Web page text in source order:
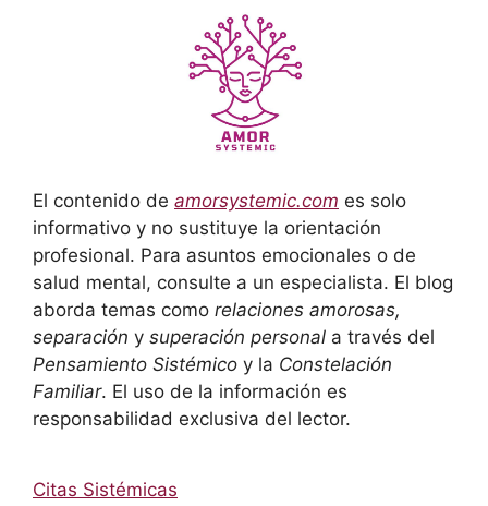
El contenido de amorsystemic.com es solo
informativo y no sustituye la orientación
profesional. Para asuntos emocionales o de
salud mental, consulte a un especialista. El blog
aborda temas como relaciones amorosas,
separación y superación personal a través del
Pensamiento Sistémico y la Constelación
Familiar. El uso de la información es
responsabilidad exclusiva del lector.
Citas Sistémicas